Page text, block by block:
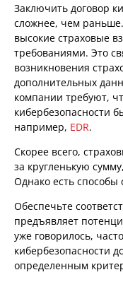
Заключить договор
сложнее, чем
высокие страховые
требованиями. Это
возникновения
дополнительных
компании требуют,
кибербезопасности
например, EDR.
Скорее всего,
за кругленькую
Однако есть способы
Обеспечьте
предъявляет
уже говорилось,
кибербезопасности
определенным